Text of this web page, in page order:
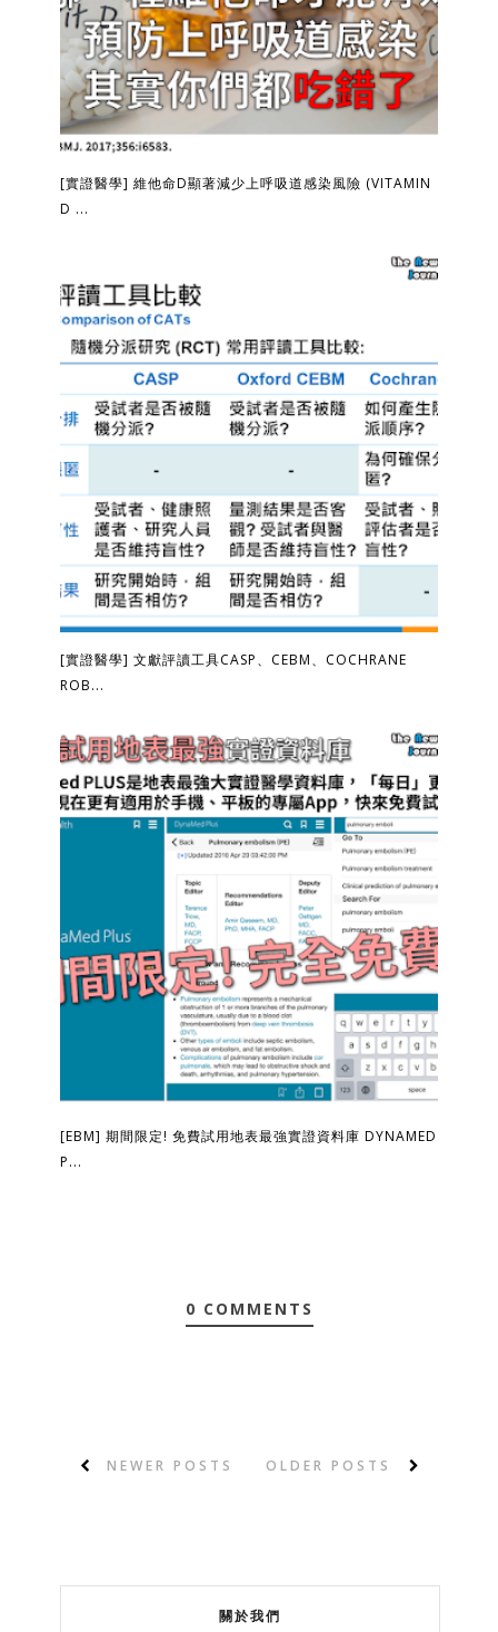
[實證醫學] 維他命D顯著減少上呼吸道感染風險 (VITAMIN
D ...
[實證醫學] 文獻評讀工具CASP、CEBM、COCHRANE
ROB...
[EBM] 期間限定! 免費試用地表最強實證資料庫 DYNAMED
P...
0 COMMENTS
NEWER POSTS OLDER POSTS
關於我們